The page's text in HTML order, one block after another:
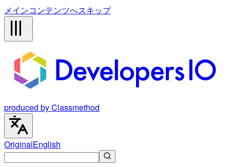
メインコンテンツへスキップ
produced by Classmethod
OriginalEnglish